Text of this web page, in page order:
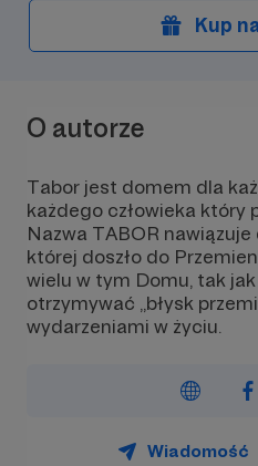
Kup
O autorze
Tabor jest domem dla
każdego człowieka który
Nazwa TABOR
której doszło do
wielu w tym Domu, tak
otrzymywać „błysk
wydarzeniami w życiu.
Wiadomość